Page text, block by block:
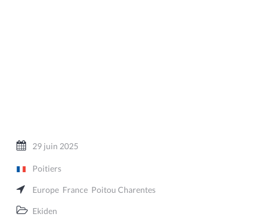
29 juin 2025
Poitiers
Europe France Poitou Charentes
Ekiden